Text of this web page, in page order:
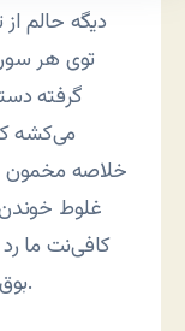
دیگه حالم از
توی هر
گرفته
می‌کشه
خلاصه مخمون
غلوط خوندن.
کافی‌نت ما
بوق برامون به زور کنسرت زنده اجرا می‌کنه.